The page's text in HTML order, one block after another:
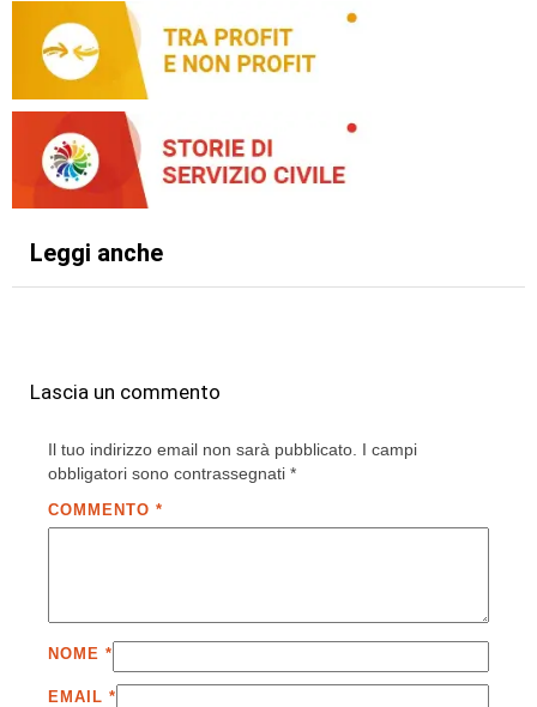
Leggi anche
Lascia un commento
Il tuo indirizzo email non sarà pubblicato. I campi
obbligatori sono contrassegnati *
COMMENTO *
NOME *
EMAIL *